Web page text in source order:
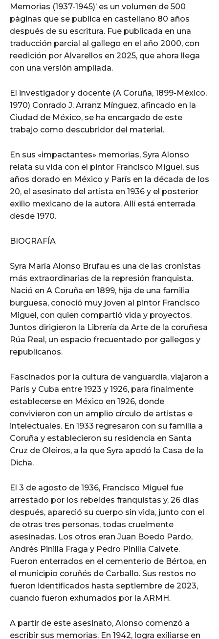
Memorias (1937-1945)’ es un volumen de 500
páginas que se publica en castellano 80 años
después de su escritura. Fue publicada en una
traducción parcial al gallego en el año 2000, con
reedición por Alvarellos en 2025, que ahora llega
con una versión ampliada.
El investigador y docente (A Coruña, 1899-México,
1970) Conrado J. Arranz Mínguez, afincado en la
Ciudad de México, se ha encargado de este
trabajo como descubridor del material.
En sus «impactantes» memorias, Syra Alonso
relata su vida con el pintor Francisco Miguel, sus
años dorado en México y París en la década de los
20, el asesinato del artista en 1936 y el posterior
exilio mexicano de la autora. Allí está enterrada
desde 1970.
BIOGRAFÍA
Syra María Alonso Brufau es una de las cronistas
más extraordinarias de la represión franquista.
Nació en A Coruña en 1899, hija de una familia
burguesa, conoció muy joven al pintor Francisco
Miguel, con quien compartió vida y proyectos.
Juntos dirigieron la Librería da Arte de la coruñesa
Rúa Real, un espacio frecuentado por gallegos y
republicanos.
Fascinados por la cultura de vanguardia, viajaron a
París y Cuba entre 1923 y 1926, para finalmente
establecerse en México en 1926, donde
convivieron con un amplio círculo de artistas e
intelectuales. En 1933 regresaron con su familia a
Coruña y establecieron su residencia en Santa
Cruz de Oleiros, a la que Syra apodó la Casa de la
Dicha.
El 3 de agosto de 1936, Francisco Miguel fue
arrestado por los rebeldes franquistas y, 26 días
después, apareció su cuerpo sin vida, junto con el
de otras tres personas, todas cruelmente
asesinadas. Los otros eran Juan Boedo Pardo,
Andrés Pinilla Fraga y Pedro Pinilla Calvete.
Fueron enterrados en el cementerio de Bértoa, en
el municipio coruñés de Carballo. Sus restos no
fueron identificados hasta septiembre de 2023,
cuando fueron exhumados por la ARMH.
A partir de este asesinato, Alonso comenzó a
escribir sus memorias. En 1942, logra exiliarse en